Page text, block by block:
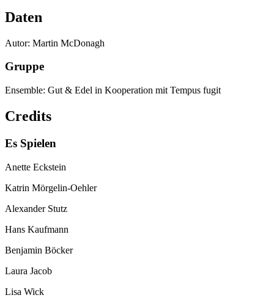
Daten
Autor: Martin McDonagh
Gruppe
Ensemble: Gut & Edel in Kooperation mit Tempus fugit
Credits
Es Spielen
Anette Eckstein
Katrin Mörgelin-Oehler
Alexander Stutz
Hans Kaufmann
Benjamin Böcker
Laura Jacob
Lisa Wick